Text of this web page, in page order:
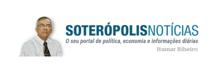
SOTERÓPOLIS NOTÍCIAS
PORTAL DE NOTÍCIAS DE SALVADOR E